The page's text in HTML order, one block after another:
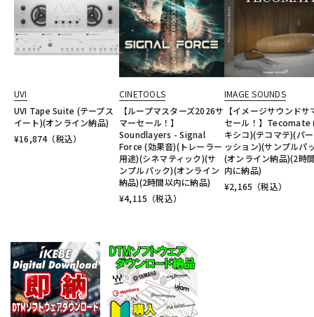
UVI
UVI Tape Suite (テープス
イート)(オンライン納品)
¥16,874（税込）
CINETOOLS
【ループマスターズ2026サ
マーセール！】
Soundlayers - Signal
Force (効果音)(トレーラー
用途)(シネマティック)(サ
ンプルパック)(オンライン
納品)(2時間以内に納品)
¥4,115 （税込）
IMAGE SOUNDS
【イメージサウンドサ
セール！】Tecomate
キシコ)(テコマテ)(パ
ッション)(サンプルパ
(オンライン納品)(2時
内に納品)
¥2,165 （税込）